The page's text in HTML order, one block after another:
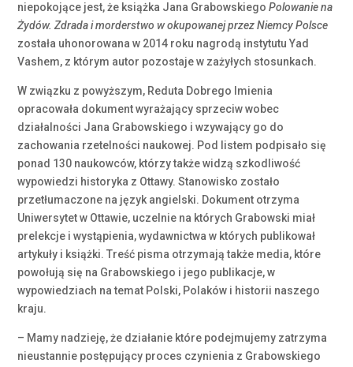
niepokojące jest, że książka Jana GrabowskiegoPolowanie na
Żydów. Zdrada i morderstwo w okupowanej przez Niemcy Polsce
została uhonorowana w 2014 roku nagrodą instytutu Yad
Vashem, z którym autor pozostaje w zażyłych stosunkach.
W związku z powyższym, Reduta Dobrego Imienia
opracowała dokument wyrażający sprzeciw wobec
działalności Jana Grabowskiego i wzywający go do
zachowania rzetelności naukowej. Pod listem podpisało się
ponad 130 naukowców, którzy także widzą szkodliwość
wypowiedzi historyka z Ottawy. Stanowisko zostało
przetłumaczone na język angielski. Dokument otrzyma
Uniwersytet w Ottawie, uczelnie na których Grabowski miał
prelekcje i wystąpienia, wydawnictwa w których publikował
artykuły i książki. Treść pisma otrzymają także media, które
powołują się na Grabowskiego i jego publikacje, w
wypowiedziach na temat Polski, Polaków i historii naszego
kraju.
– Mamy nadzieję, że działanie które podejmujemy zatrzyma
nieustannie postępujący proces czynienia z Grabowskiego